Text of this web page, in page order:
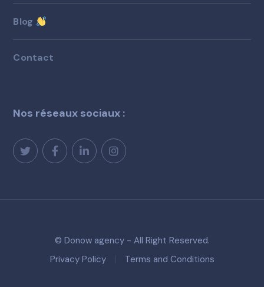
Blog
Contact
Nos réseaux sociaux :
© Donow agency - All Right Reserved.
Privacy Policy
Terms and Conditions